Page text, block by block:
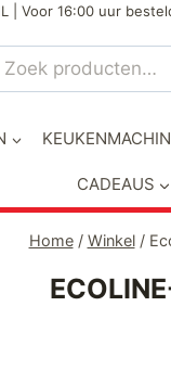
| Voor 16:00 uur
Zoeken
CADEAUS
Home / Winkel /